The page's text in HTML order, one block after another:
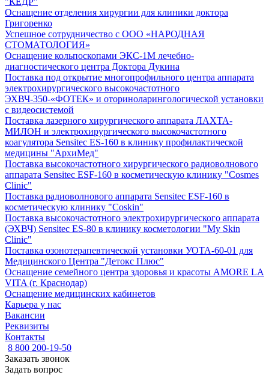
Оснащение отделения хирургии для клиники доктора
Григоренко
Успешное сотрудничество с ООО «НАРОДНАЯ
СТОМАТОЛОГИЯ»
Оснащение кольпоскопами ЭКС-1М лечебно-
диагностического центра Доктора Дукина
Поставка под открытие многопрофильного центра аппарата
электрохирургического высокочастотного
ЭХВЧ-350-«ФОТЕК» и оториноларингологической установки
с видеосистемой
Поставка лазерного хирургического аппарата ЛАХТА-
МИЛОН и электрохирургического высокочастотного
коагулятора Sensitec ES-160 в клинику профилактической
медицины "АрхиМед"
Поставка высокочастотного хирургического радиоволнового
аппарата Sensitec ESF-160 в косметическую клинику "Cosmes
Clinic"
Поставка радиоволнового аппарата Sensitec ESF-160 в
косметическую клинику "Coskin"
Поставка высокочастотного электрохирургического аппарата
(ЭХВЧ) Sensitec ES-80 в клинику косметологии "My Skin
Clinic"
Поставка озонотерапевтической установки УОТА-60-01 для
Медицинского Центра "Детокс Плюс"
Оснащение семейного центра здоровья и красоты AMORE LA
VITA (г. Краснодар)
Оснащение медицинских кабинетов
Карьера у нас
Вакансии
Реквизиты
Контакты
8 800 200-19-50
Заказать звонок
Задать вопрос